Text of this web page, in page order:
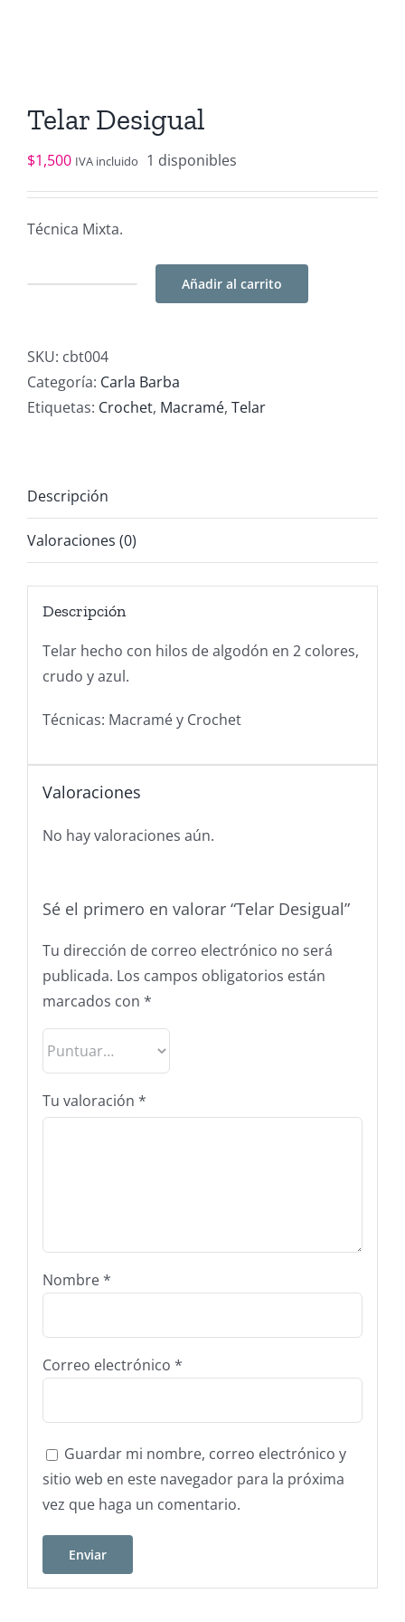
Telar Desigual
$1,500 IVA incluido 1 disponibles
Técnica Mixta.
Añadir al carrito
SKU: cbt004
Categoría: Carla Barba
Etiquetas: Crochet, Macramé, Telar
Descripción
Valoraciones (0)
Descripción
Telar hecho con hilos de algodón en 2 colores,
crudo y azul.
Técnicas: Macramé y Crochet
Valoraciones
No hay valoraciones aún.
Sé el primero en valorar “Telar Desigual”
Tu dirección de correo electrónico no será
publicada. Los campos obligatorios están
marcados con *
Tu valoración *
Nombre*
Correo electrónico *
Guardar mi nombre, correo electrónico y
sitio web en este navegador para la próxima
vez que haga un comentario.